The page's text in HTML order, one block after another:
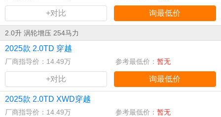
+对比 询最低价
2.0升 涡轮增压 254马力
2025款 2.0TD 穿越
厂商指导价：14.49万 参考最低价： 暂无
+对比 询最低价
2025款 2.0TD XWD穿越
厂商指导价：14.49万 参考最低价： 暂无